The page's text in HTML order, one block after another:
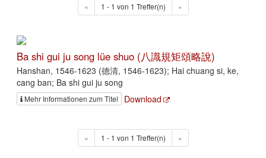
« 1 - 1 von 1 Treffer(n) »
Ba shi gui ju song lüe shuo (八識規矩頌略說)
Hanshan, 1546-1623 (德清, 1546-1623); Hai chuang si, ke,
cang ban; Ba shi gui ju song
Mehr Informationen zum Titel Download
« 1 - 1 von 1 Treffer(n) »